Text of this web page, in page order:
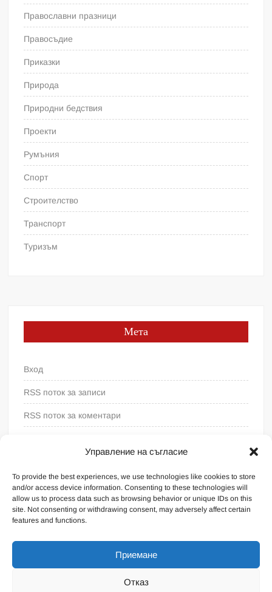
Управление на съгласие
To provide the best experiences, we use technologies like cookies to store
and/or access device information. Consenting to these technologies will
allow us to process data such as browsing behavior or unique IDs on this
site. Not consenting or withdrawing consent, may adversely affect certain
features and functions.
Приемане
Отказ
Православни празници
Правосъдие
Приказки
Природа
Природни бедствия
Проекти
Румъния
Спорт
Строителство
Транспорт
Туризъм
Мета
Вход
RSS поток за записи
RSS поток за коментари